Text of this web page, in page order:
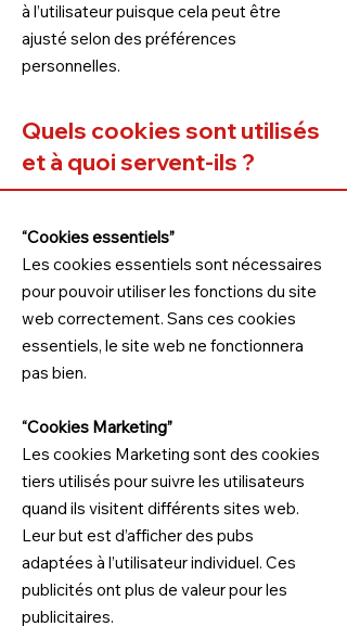
à l’utilisateur puisque cela peut être
ajusté selon des préférences
personnelles.
Quels cookies sont utilisés
et à quoi servent-ils ?
“Cookies essentiels”
Les cookies essentiels sont nécessaires
pour pouvoir utiliser les fonctions du site
web correctement. Sans ces cookies
essentiels, le site web ne fonctionnera
pas bien.
“Cookies Marketing”
Les cookies Marketing sont des cookies
tiers utilisés pour suivre les utilisateurs
quand ils visitent différents sites web.
Leur but est d’afficher des pubs
adaptées à l’utilisateur individuel. Ces
publicités ont plus de valeur pour les
publicitaires.